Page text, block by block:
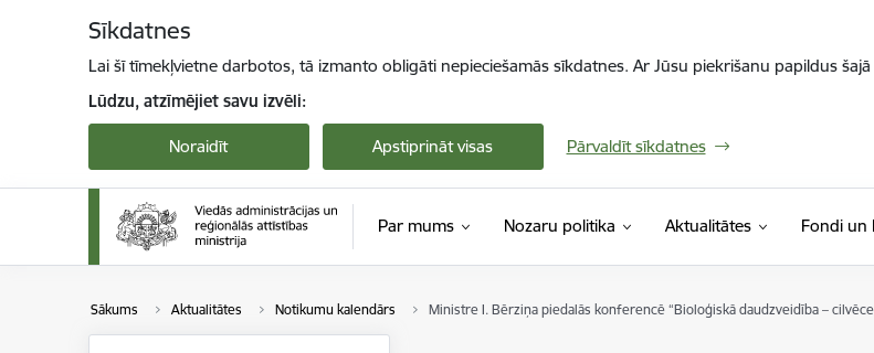
Sīkdatnes
Lai šī tīmekļvietne darbotos, tā izmanto obligāti nepieciešamās sīkdatnes. Ar Jūsu piekrišanu papildus
Lūdzu, atzīmējiet savu izvēli:
Noraidīt Apstiprināt visas Pārvaldīt sīkdatnes
Par mums Nozaru politika Aktualitātes Fondi un
Sākums Aktualitātes Notikumu kalendārs Ministre I. Bērziņa piedalās konferencē “Bioloģiskā daudzveidība –